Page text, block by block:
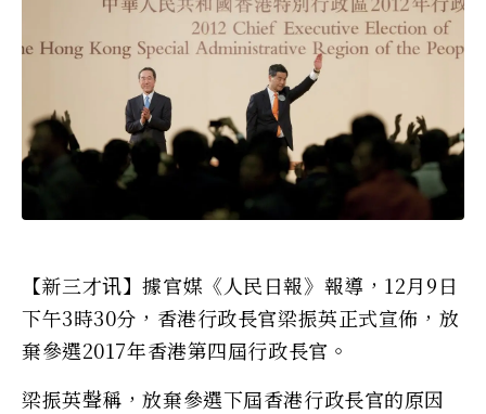
【新三才讯】據官媒《人民日報》報導，12月9日
下午3時30分，香港行政長官梁振英正式宣佈，放
棄參選2017年香港第四屆行政長官。
梁振英聲稱，放棄參選下屆香港行政長官的原因